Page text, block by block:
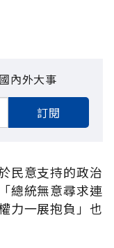
內外大事
訂閱
民意支持的政治
總統無意尋求連
力一展抱負」也